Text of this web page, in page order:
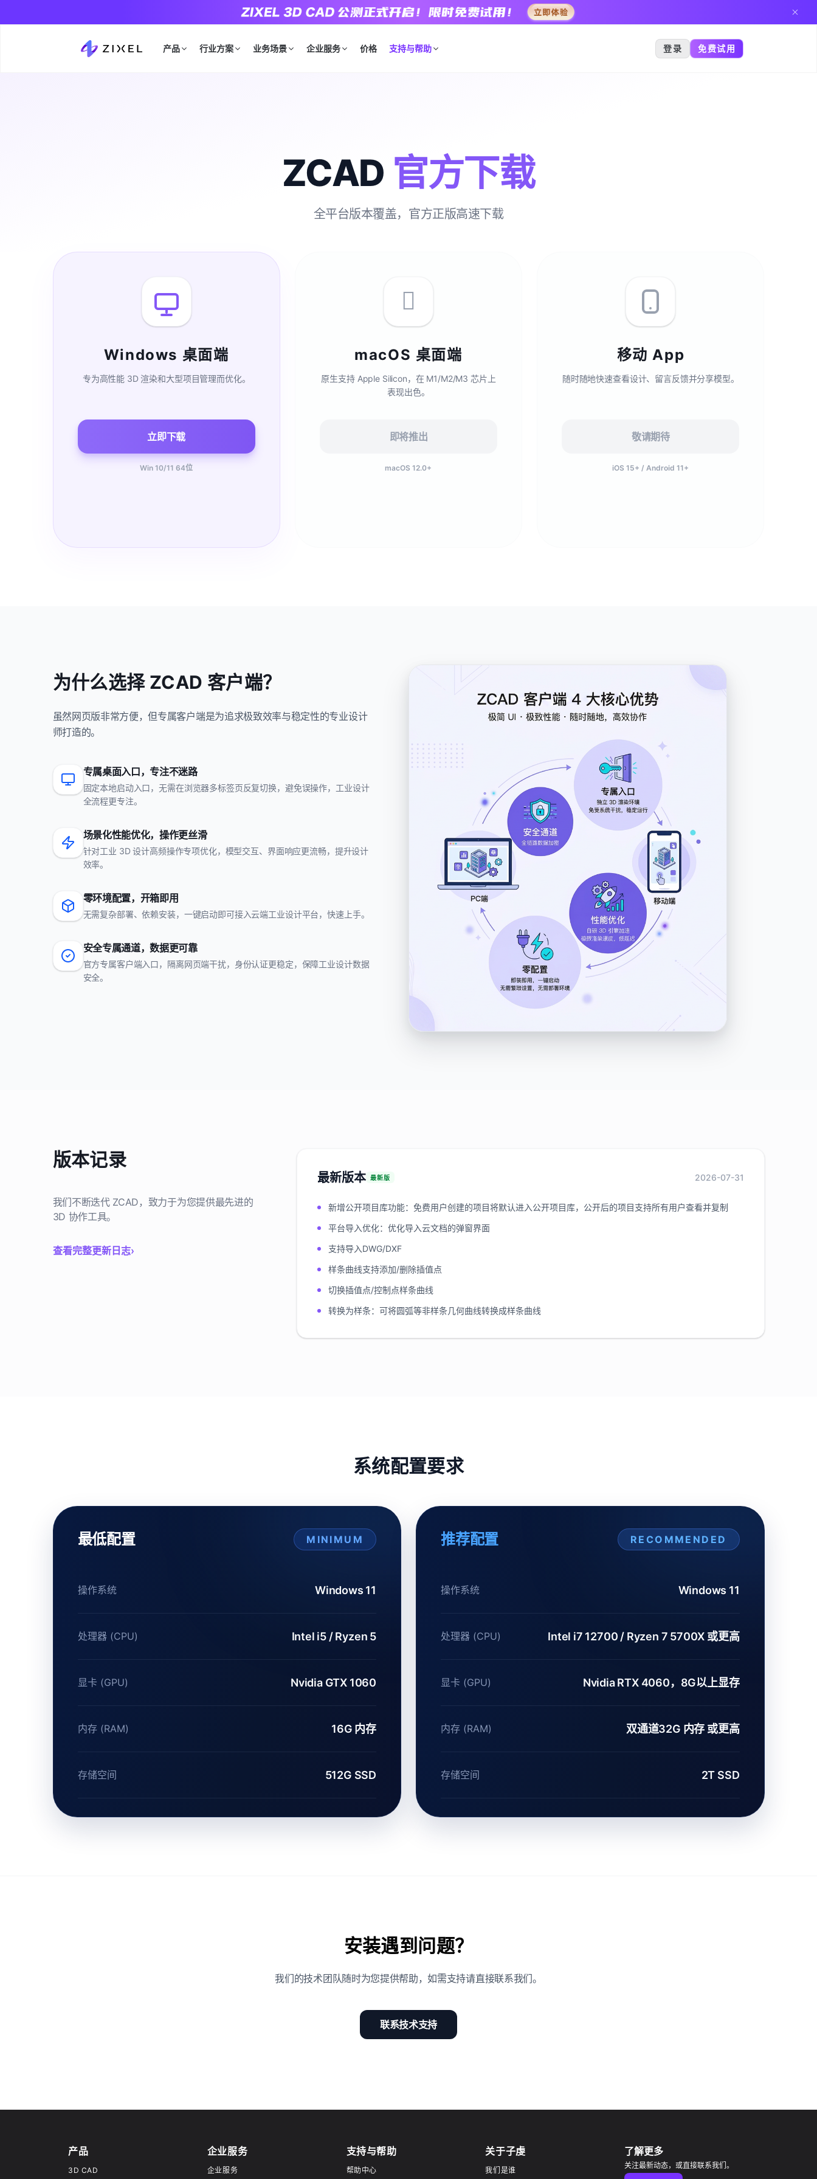
产品 行业方案 业务场景 企业服务 价格 支持与帮助 登录 免费试用
ZCAD 官方下载
全平台版本覆盖，官方正版高速下载
Windows 桌面端
专为高性能 3D 渲染和大型项目管理而优化。
立即下载
Win 10/11 64位

macOS 桌面端
原生支持 Apple Silicon，在 M1/M2/M3 芯片上
表现出色。
即将推出
macOS 12.0+
移动 App
随时随地快速查看设计、留言反馈并分享模型。
敬请期待
iOS 15+ / Android 11+
为什么选择 ZCAD 客户端？
虽然网页版非常方便，但专属客户端是为追求极致效率与稳定性的专业设计
师打造的。
专属桌面入口，专注不迷路
固定本地启动入口，无需在浏览器多标签页反复切换，避免误操作，工业设计
全流程更专注。
场景化性能优化，操作更丝滑
针对工业 3D 设计高频操作专项优化，模型交互、界面响应更流畅，提升设计
效率。
零环境配置，开箱即用
无需复杂部署、依赖安装，一键启动即可接入云端工业设计平台，快速上手。
安全专属通道，数据更可靠
官方专属客户端入口，隔离网页端干扰，身份认证更稳定，保障工业设计数据
安全。
版本记录
我们不断迭代 ZCAD，致力于为您提供最先进的
3D 协作工具。
查看完整更新日志›
最新版本 最新版 2026-07-31
新增公开项目库功能：免费用户创建的项目将默认进入公开项目库，公开后的项目支持所有用户查看并复制
平台导入优化：优化导入云文档的弹窗界面
支持导入DWG/DXF
样条曲线支持添加/删除插值点
切换插值点/控制点样条曲线
转换为样条：可将圆弧等非样条几何曲线转换成样条曲线
系统配置要求
最低配置 MINIMUM
操作系统 Windows 11
处理器 (CPU) Intel i5 / Ryzen 5
显卡 (GPU) Nvidia GTX 1060
内存 (RAM) 16G 内存
存储空间 512G SSD
推荐配置 RECOMMENDED
操作系统 Windows 11
处理器 (CPU) Intel i7 12700 / Ryzen 7 5700X 或更高
显卡 (GPU) Nvidia RTX 4060，8G以上显存
内存 (RAM) 双通道32G 内存 或更高
存储空间 2T SSD
安装遇到问题？
我们的技术团队随时为您提供帮助，如需支持请直接联系我们。
联系技术支持
产品
3D CAD
企业服务
企业服务
支持与帮助
帮助中心
关于子虔
我们是谁
了解更多
关注最新动态，或直接联系我们。